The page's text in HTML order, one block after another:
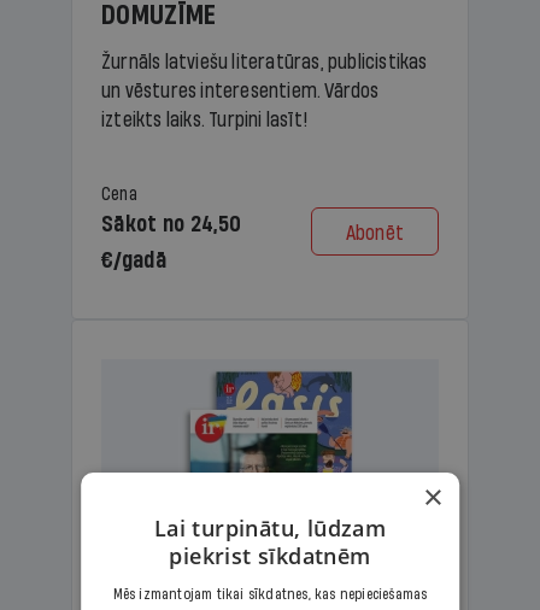
DOMUZĪME
Žurnāls latviešu literatūras, publicistikas
un vēstures interesentiem. Vārdos
izteikts laiks. Turpini lasīt!
Cena
Sākot no 24,50
€/gadā
Abonēt
×
Lai turpinātu, lūdzam
piekrist sīkdatnēm
Mēs izmantojam tikai sīkdatnes, kas nepieciešamas